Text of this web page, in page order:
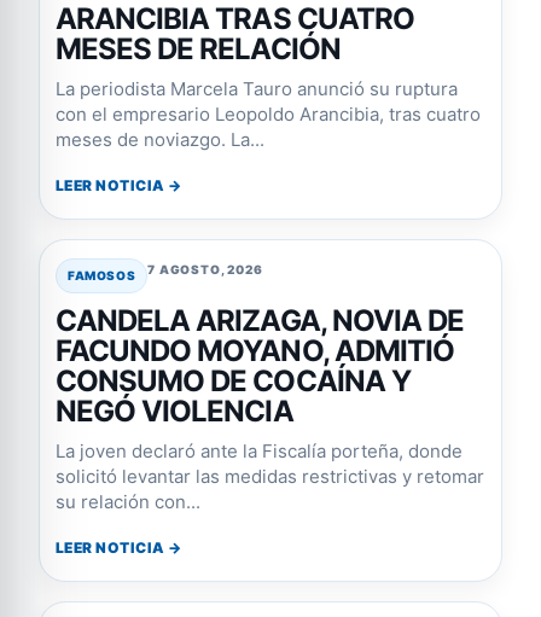
ARANCIBIA TRAS CUATRO
MESES DE RELACIÓN
La periodista Marcela Tauro anunció su ruptura
con el empresario Leopoldo Arancibia, tras cuatro
meses de noviazgo. La...
LEER NOTICIA →
FAMOSOS 7 AGOSTO, 2026
CANDELA ARIZAGA, NOVIA DE
FACUNDO MOYANO, ADMITIÓ
CONSUMO DE COCAÍNA Y
NEGÓ VIOLENCIA
La joven declaró ante la Fiscalía porteña, donde
solicitó levantar las medidas restrictivas y retomar
su relación con...
LEER NOTICIA →